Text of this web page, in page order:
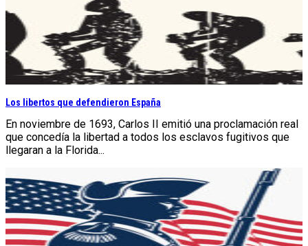
Los libertos que defendieron España
En noviembre de 1693, Carlos II emitió una proclamación real
que concedía la libertad a todos los esclavos fugitivos que
llegaran a la Florida...